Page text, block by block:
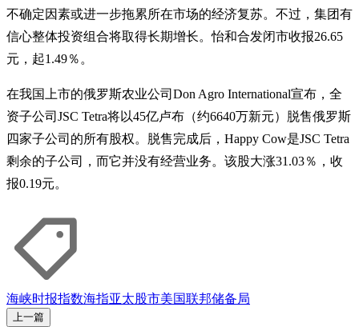
不确定因素或进一步拖累所在市场的经济复苏。不过，集团有
信心整体投资组合将取得长期增长。怡和合发闭市收报26.65
元，起1.49％。
在我国上市的俄罗斯农业公司Don Agro International宣布，全
资子公司JSC Tetra将以45亿卢布（约6640万新元）脱售俄罗斯
四家子公司的所有股权。脱售完成后，Happy Cow是JSC Tetra
剩余的子公司，而它并没有经营业务。该股大涨31.03％，收
报0.19元。
海峡时报指数海指亚太股市美国联邦储备局
上一篇